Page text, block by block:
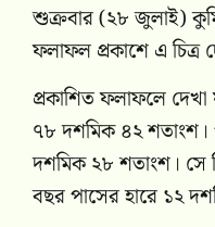
শুক্রবার (২৮ জুলাই)
ফলাফল প্রকাশে এ চিত্র
প্রকাশিত ফলাফলে দেখা
৭৮ দশমিক ৪২ শতাংশ।
দশমিক ২৮ শতাংশ। সে
বছর পাসের হারে ১২